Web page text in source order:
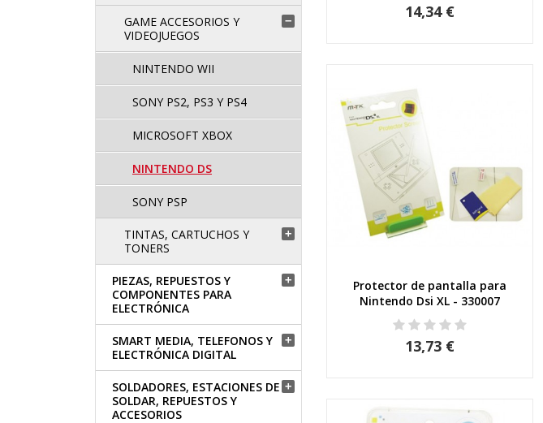
GAME ACCESORIOS Y
VIDEOJUEGOS

NINTENDO WII
SONY PS2, PS3 Y PS4
MICROSOFT XBOX
NINTENDO DS
SONY PSP
TINTAS, CARTUCHOS Y
TONERS

PIEZAS, REPUESTOS Y
COMPONENTES PARA
ELECTRÓNICA

SMART MEDIA, TELEFONOS Y
ELECTRÓNICA DIGITAL

SOLDADORES, ESTACIONES DE
SOLDAR, REPUESTOS Y
ACCESORIOS

14,34 €
Vista rápida
Protector de pantalla para
Nintendo Dsi XL - 330007
13,73 €